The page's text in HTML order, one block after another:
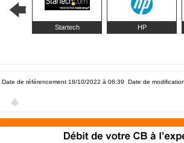
Startech HP
Date de référencement 18/10/2022 à 06:39 Date de